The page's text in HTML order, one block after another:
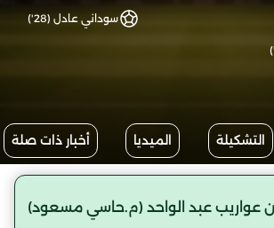
سوداني عادل (28')
التشكيلة الميديا أخبار ذات صلة
عبد الواحد (م.حاسي مسعود)